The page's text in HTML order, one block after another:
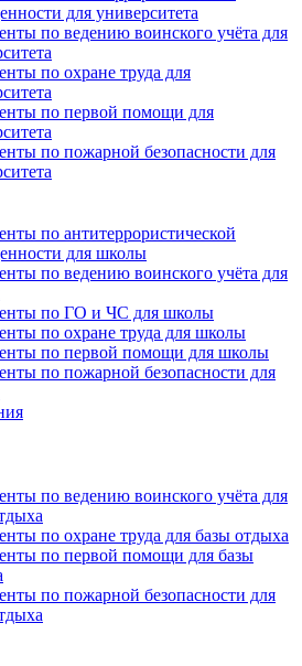
для университета
по ведению воинского учёта для
по охране труда для
по первой помощи для
по пожарной безопасности для
по антитеррористической
для школы
по ведению воинского учёта для
по ГО и ЧС для школы
по охране труда для школы
по первой помощи для школы
по пожарной безопасности для
по ведению воинского учёта для
по охране труда для базы отдыха
по первой помощи для базы
по пожарной безопасности для